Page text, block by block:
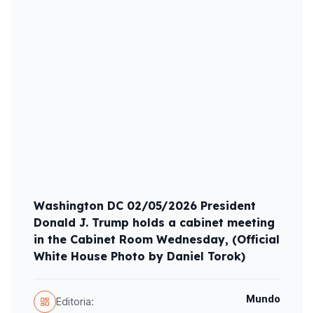
Washington DC 02/05/2026 President
Donald J. Trump holds a cabinet meeting
in the Cabinet Room Wednesday, (Official
White House Photo by Daniel Torok)
Editoria: Mundo